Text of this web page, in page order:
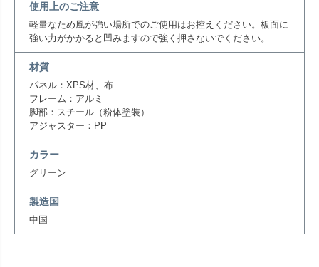
使用上のご注意
軽量なため風が強い場所でのご使用はお控えください。板面に
強い力がかかると凹みますので強く押さないでください。
材質
パネル：XPS材、布
フレーム：アルミ
脚部：スチール（粉体塗装）
アジャスター：PP
カラー
グリーン
製造国
中国